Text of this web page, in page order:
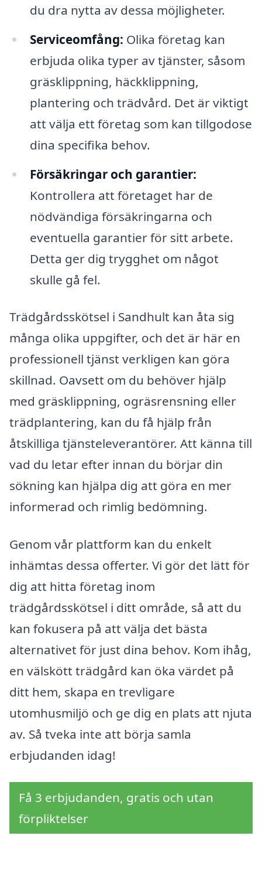
du dra nytta av dessa möjligheter.
Serviceomfång: Olika företag kan
erbjuda olika typer av tjänster, såsom
gräsklippning, häckklippning,
plantering och trädvård. Det är viktigt
att välja ett företag som kan tillgodose
dina specifika behov.
Försäkringar och garantier:
Kontrollera att företaget har de
nödvändiga försäkringarna och
eventuella garantier för sitt arbete.
Detta ger dig trygghet om något
skulle gå fel.
Trädgårdsskötsel i Sandhult kan åta sig
många olika uppgifter, och det är här en
professionell tjänst verkligen kan göra
skillnad. Oavsett om du behöver hjälp
med gräsklippning, ogräsrensning eller
trädplantering, kan du få hjälp från
åtskilliga tjänsteleverantörer. Att känna till
vad du letar efter innan du börjar din
sökning kan hjälpa dig att göra en mer
informerad och rimlig bedömning.
Genom vår plattform kan du enkelt
inhämtas dessa offerter. Vi gör det lätt för
dig att hitta företag inom
trädgårdsskötsel i ditt område, så att du
kan fokusera på att välja det bästa
alternativet för just dina behov. Kom ihåg,
en välskött trädgård kan öka värdet på
ditt hem, skapa en trevligare
utomhusmiljö och ge dig en plats att njuta
av. Så tveka inte att börja samla
erbjudanden idag!
Få 3 erbjudanden, gratis och utan
förpliktelser